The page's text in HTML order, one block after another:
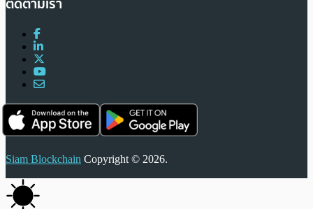
Siam Blockchain Copyright © 2026.